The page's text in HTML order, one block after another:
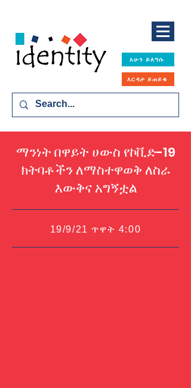
አሁን ይለግሱ
እርዳታ ይጠይቁ
ማንነት በዋይት ሀውስ የኮቪድ-19
ክትባቶችን ለማስተዋወቅ ለስራ
እውቅና አግኝቷል
19/9/21 ጥዋት 4:00